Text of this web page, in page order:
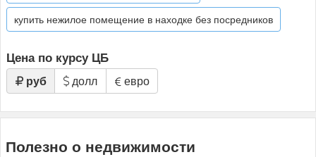
купить нежилое помещение в находке без посредников
Цена по курсу ЦБ
руб долл евро
Полезно о недвижимости